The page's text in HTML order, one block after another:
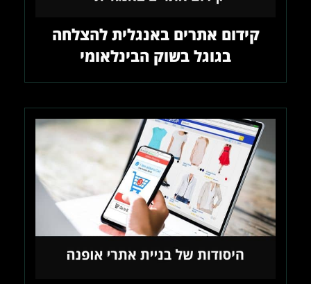
קידום אתרים באנגלית להצלחה
בגוגל בשוק הבינלאומי